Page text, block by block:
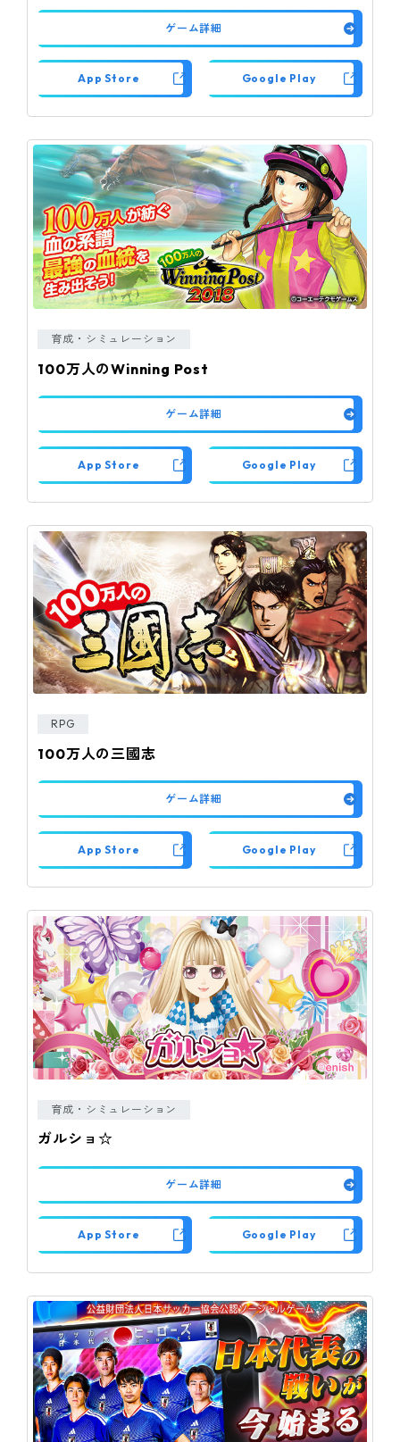
ゲーム詳細
App Store Google Play
育成・シミュレーション
100万人のWinning Post
ゲーム詳細
App Store Google Play
RPG
100万人の三國志
ゲーム詳細
App Store Google Play
育成・シミュレーション
ガルショ☆
ゲーム詳細
App Store Google Play